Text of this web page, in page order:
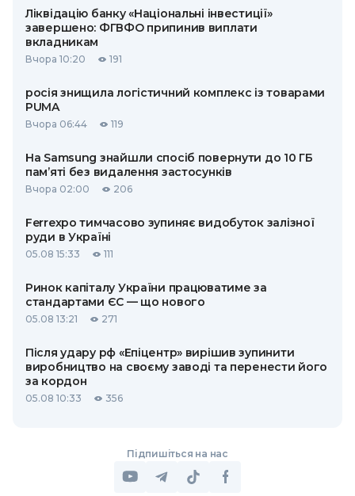
Ліквідацію банку «Національні інвестиції»
завершено: ФГВФО припинив виплати
вкладникам
Вчора 10:20 191
росія знищила логістичний комплекс із товарами
PUMA
Вчора 06:44 119
На Samsung знайшли спосіб повернути до 10 ГБ
пам’яті без видалення застосунків
Вчора 02:00 206
Ferrexpo тимчасово зупиняє видобуток залізної
руди в Україні
05.08 15:33 111
Ринок капіталу України працюватиме за
стандартами ЄС — що нового
05.08 13:21 271
Після удару рф «Епіцентр» вирішив зупинити
виробництво на своєму заводі та перенести його
за кордон
05.08 10:33 356
Підпишіться на нас